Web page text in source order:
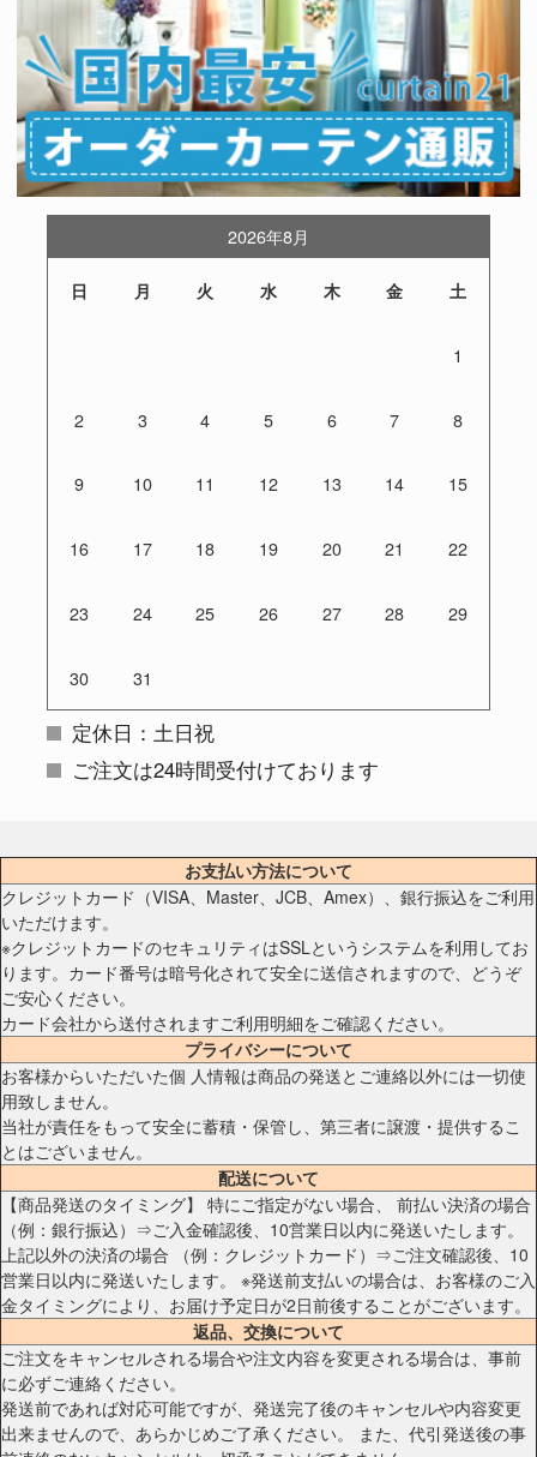
2026年8月
日 月 火 水 木 金 土
1
2 3 4 5 6 7 8
9 10 11 12 13 14 15
16 17 18 19 20 21 22
23 24 25 26 27 28 29
30 31
定休日：土日祝
ご注文は24時間受付けております
お支払い方法について
クレジットカード（VISA、Master、JCB、Amex）、銀行振込をご利用
いただけます。
※クレジットカードのセキュリティはSSLというシステムを利用してお
ります。カード番号は暗号化されて安全に送信されますので、どうぞ
ご安心ください。
カード会社から送付されますご利用明細をご確認ください。
プライバシーについて
お客様からいただいた個 人情報は商品の発送とご連絡以外には一切使
用致しません。
当社が責任をもって安全に蓄積・保管し、第三者に譲渡・提供するこ
とはございません。
配送について
【商品発送のタイミング】 特にご指定がない場合、 前払い決済の場合
（例：銀行振込）⇒ご入金確認後、10営業日以内に発送いたします。
上記以外の決済の場合 （例：クレジットカード）⇒ご注文確認後、10
営業日以内に発送いたします。 ※発送前支払いの場合は、お客様のご入
金タイミングにより、お届け予定日が2日前後することがございます。
返品、交換について
ご注文をキャンセルされる場合や注文内容を変更される場合は、事前
に必ずご連絡ください。
発送前であれば対応可能ですが、発送完了後のキャンセルや内容変更
出来ませんので、あらかじめご了承ください。 また、代引発送後の事